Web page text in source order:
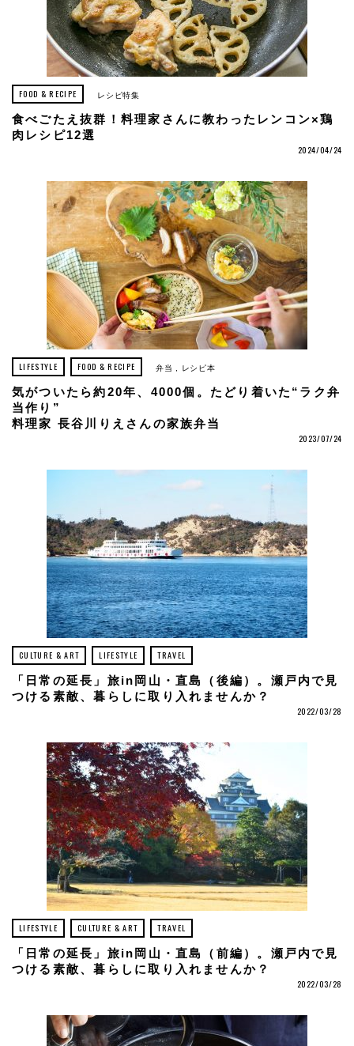
FOOD & RECIPE レシピ特集
食べごたえ抜群！料理家さんに教わったレンコン×鶏
肉レシピ12選
2024/04/24
LIFESTYLE FOOD & RECIPE 弁当 レシピ本
気がついたら約20年、4000個。たどり着いた“ラク弁
当作り”
料理家 長谷川りえさんの家族弁当
2023/07/24
CULTURE & ART LIFESTYLE TRAVEL
「日常の延長」旅in岡山・直島（後編）。瀬戸内で見
つける素敵、暮らしに取り入れませんか？
2022/03/28
LIFESTYLE CULTURE & ART TRAVEL
「日常の延長」旅in岡山・直島（前編）。瀬戸内で見
つける素敵、暮らしに取り入れませんか？
2022/03/28